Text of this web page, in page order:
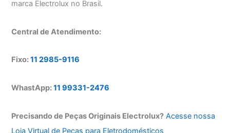
marca Electrolux no Brasil.
Central de Atendimento:
Fixo:11 2985-9116
WhastApp:11 99331-2476
Precisando de Peças Originais Electrolux? Acesse nossa
Loja Virtual de Peças para Eletrodomésticos